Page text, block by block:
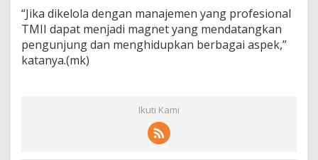
“Jika dikelola dengan manajemen yang profesional
TMII dapat menjadi magnet yang mendatangkan
pengunjung dan menghidupkan berbagai aspek,”
katanya.(mk)
Ikuti Kami